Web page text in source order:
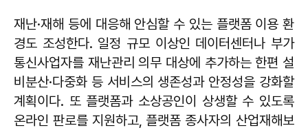
재난·재해 등에 대응해 안심할 수 있는 플랫폼 이용 환
경도 조성한다. 일정 규모 이상인 데이터센터나 부가
통신사업자를 재난관리 의무 대상에 추가하는 한편 설
비분산·다중화 등 서비스의 생존성과 안정성을 강화할
계획이다. 또 플랫폼과 소상공인이 상생할 수 있도록
온라인 판로를 지원하고, 플랫폼 종사자의 산업재해보